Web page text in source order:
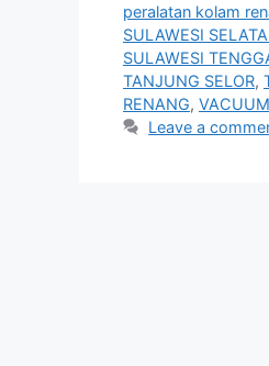
peralatan kolam
SULAWESI
SULAWESI
TANJUNG SELOR,
RENANG,
Leave a